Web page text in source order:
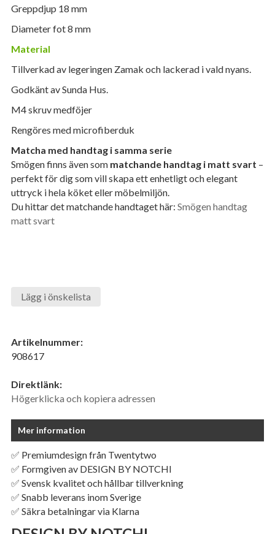
Greppdjup 18 mm
Diameter fot 8 mm
Material
Tillverkad av legeringen Zamak och lackerad i vald nyans.
Godkänt av Sunda Hus.
M4 skruv medföjer
Rengöres med microfiberduk
Matcha med handtag i samma serie
Smögen finns även som matchande handtag i matt svart –
perfekt för dig som vill skapa ett enhetligt och elegant
uttryck i hela köket eller möbelmiljön.
Du hittar det matchande handtaget här: Smögen handtag
matt svart
Lägg i önskelista
Artikelnummer:
908617
Direktlänk:
Högerklicka och kopiera adressen
Mer information
✅ Premiumdesign från Twentytwo
✅ Formgiven av DESIGN BY NOTCHI
✅ Svensk kvalitet och hållbar tillverkning
✅ Snabb leverans inom Sverige
✅ Säkra betalningar via Klarna